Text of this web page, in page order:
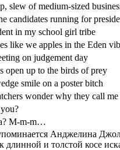
slew of medium-sized
candidates running for
in my school girl tribe
like we apples in the Eden
on judgement day
open up to the birds of prey
smile on a poster bitch
wonder why they call me
M-m-m…
Анджелина
длинной и толстой косе